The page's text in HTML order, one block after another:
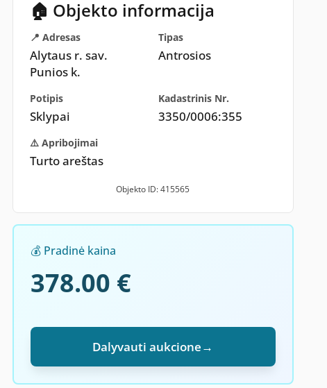
🏠 Objekto informacija
📍 Adresas
Alytaus r. sav.
Punios k.
Tipas
Antrosios
Potipis
Sklypai
Kadastrinis Nr.
3350/0006:355
⚠️ Apribojimai
Turto areštas
Objekto ID: 415565
💰 Pradinė kaina
378.00 €
Dalyvauti aukcione→